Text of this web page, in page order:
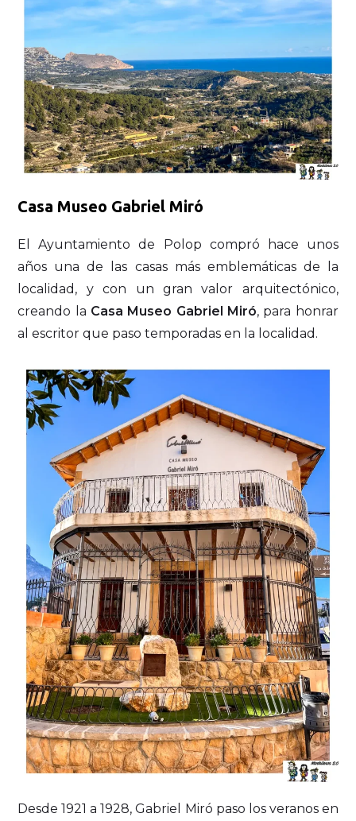
Casa Museo Gabriel Miró
El Ayuntamiento de Polop compró hace unos
años una de las casas más emblemáticas de la
localidad, y con un gran valor arquitectónico,
creando la Casa Museo Gabriel Miró, para honrar
al escritor que paso temporadas en la localidad.
Desde 1921 a 1928, Gabriel Miró paso los veranos en